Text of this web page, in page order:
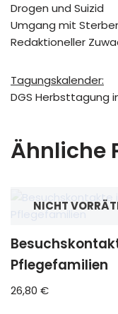
Drogen und Suizid
Umgang mit
Redaktioneller
Tagungskalender:
DGS Herbsttagung
Ähnliche
NICHT
Pflegefamilien
26,80 €